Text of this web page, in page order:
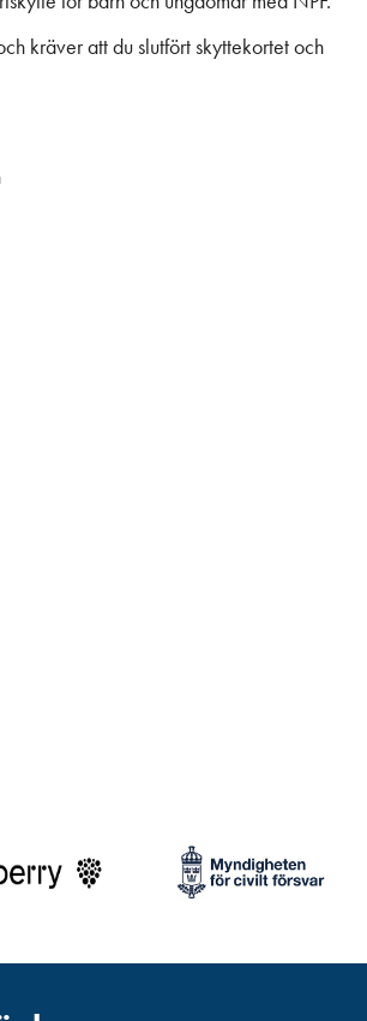
kräver att du slutfört skyttekortet och